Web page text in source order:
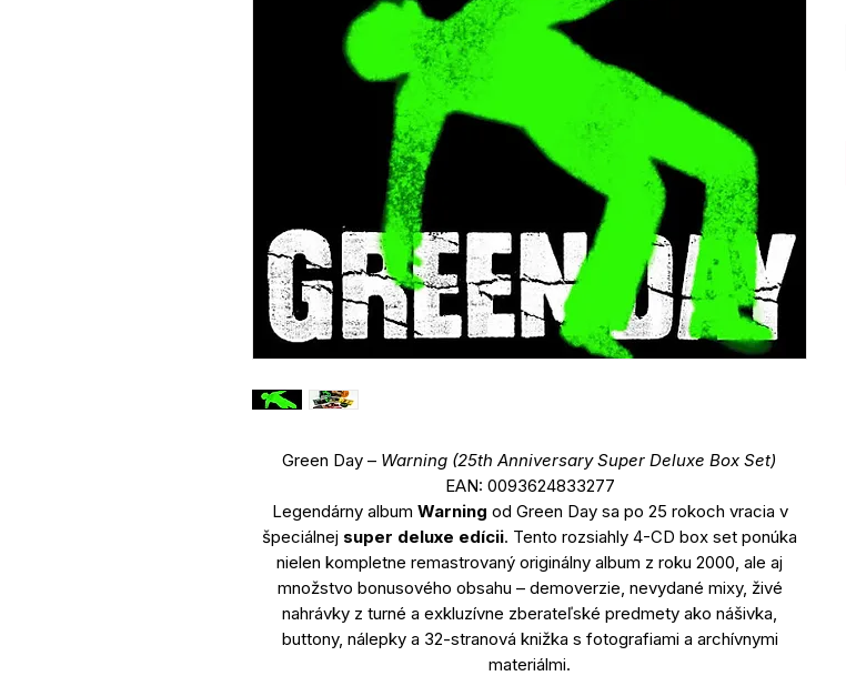
Green Day – Warning (25th Anniversary Super Deluxe Box Set)
EAN: 0093624833277
Legendárny album Warning od Green Day sa po 25 rokoch vracia v
špeciálnej super deluxe edícii. Tento rozsiahly 4-CD box set ponúka
nielen kompletne remastrovaný originálny album z roku 2000, ale aj
množstvo bonusového obsahu – demoverzie, nevydané mixy, živé
nahrávky z turné a exkluzívne zberateľské predmety ako nášivka,
buttony, nálepky a 32-stranová knižka s fotografiami a archívnymi
materiálmi.